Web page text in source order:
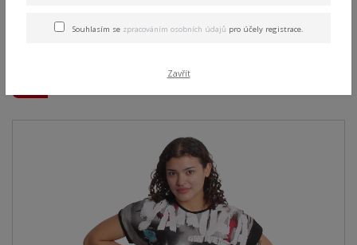
Nose Urban T-Shirt Dress
Souhlasím se zpracováním osobních údajů pro účely registrace.
Zavřít